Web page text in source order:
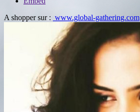
A shopper sur : www.global-gathering.com